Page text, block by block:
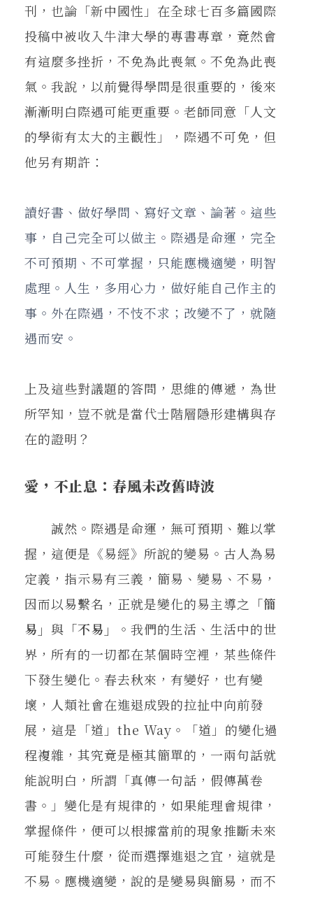
刊，也論「新中國性」在全球七百多篇國際
投稿中被收入牛津大學的專書專章，竟然會
有這麼多挫折，不免為此喪氣。不免為此喪
氣。我說，以前覺得學問是很重要的，後來
漸漸明白際遇可能更重要。老師同意「人文
的學術有太大的主觀性」，際遇不可免，但
他另有期許：
讀好書、做好學問、寫好文章、論著。這些
事，自己完全可以做主。際遇是命運，完全
不可預期、不可掌握，只能應機適變，明智
處理。人生，多用心力，做好能自己作主的
事。外在際遇，不忮不求；改變不了，就隨
遇而安。
上及這些對議題的答問，思維的傳遞，為世
所罕知，豈不就是當代士階層隱形建構與存
在的證明？
愛，不止息：春風未改舊時波
誠然。際遇是命運，無可預期、難以掌
握，這便是《易經》所說的變易。古人為易
定義，指示易有三義，簡易、變易、不易，
因而以易繫名，正就是變化的易主導之 「簡
易」 與 「不易」
。我們的生活、生活中的世
界，所有的一切都在某個時空裡，某些條件
下發生變化。春去秋來，有變好，也有變
壞，人類社會在進退成毀的拉扯中向前發
展，這是「道」the Way。「道」的變化過
程複雜，其究竟是極其簡單的，一兩句話就
能說明白，所謂「真傳一句話，假傳萬卷
書。」變化是有規律的，如果能理會規律，
掌握條件，便可以根據當前的現象推斷未來
可能發生什麼，從而選擇進退之宜，這就是
不易。應機適變，說的是變易與簡易，而不